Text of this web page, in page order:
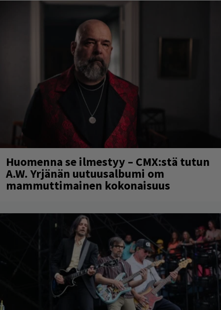
Huomenna se ilmestyy – CMX:stä tutun
A.W. Yrjänän uutuusalbumi om
mammuttimainen kokonaisuus